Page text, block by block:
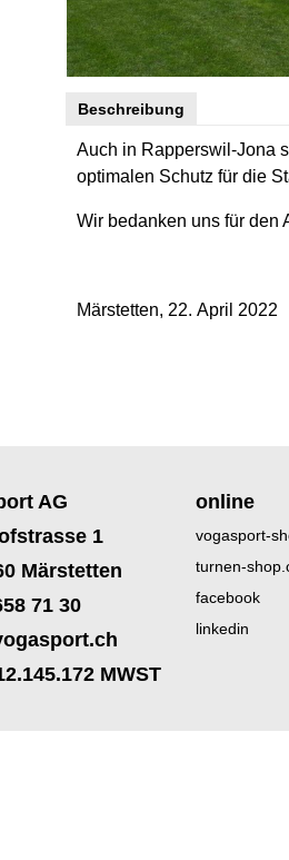
Beschreibung
Auch in Rapperswil-Jona
optimalen Schutz für die
Wir bedanken uns für den
Märstetten, 22. April 2022
AG
1
Märstetten
71 30
MWST
online
vogasport-
turnen-
facebook
linkedin